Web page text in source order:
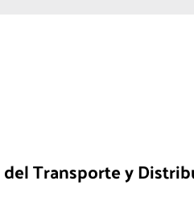
Transporte y